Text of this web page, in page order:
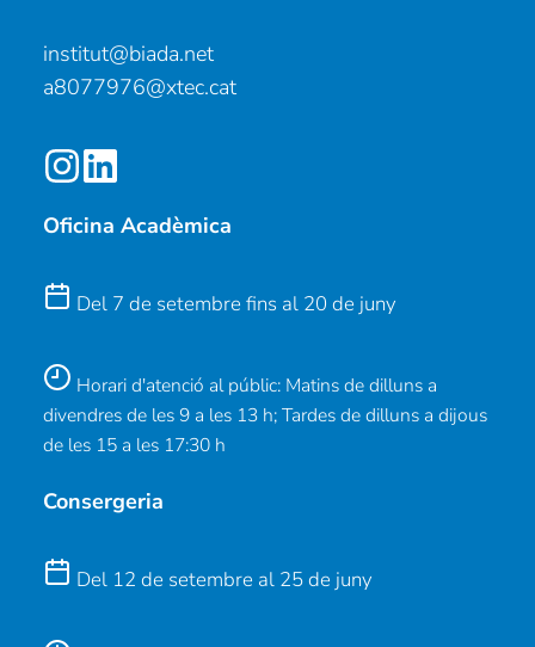
institut@biada.net
a8077976@xtec.cat
Oficina Acadèmica
Del 7 de setembre fins al 20 de juny
Horari d'atenció al públic: Matins de dilluns a
divendres de les 9 a les 13 h; Tardes de dilluns a dijous
de les 15 a les 17:30 h
Consergeria
Del 12 de setembre al 25 de juny